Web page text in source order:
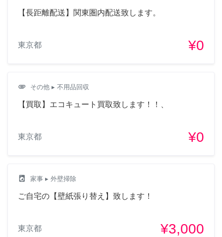
【長距離配送】関東圏内配送致します。
東京都 ¥0
attachment その他 ▸ 不用品回収
【買取】エコキュート買取致します！！、
東京都 ¥0
local_laundry_service 家事 ▸ 外壁掃除
ご自宅の【壁紙張り替え】致します！
東京都 ¥3,000